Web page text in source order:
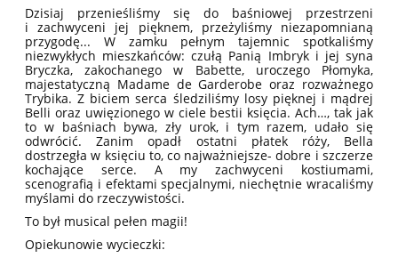
Dzisiaj przenieśliśmy się do baśniowej przestrzeni
i zachwyceni jej pięknem, przeżyliśmy niezapomnianą
przygodę... W zamku pełnym tajemnic spotkaliśmy
niezwykłych mieszkańców: czułą Panią Imbryk i jej syna
Bryczka, zakochanego w Babette, uroczego Płomyka,
majestatyczną Madame de Garderobe oraz rozważnego
Trybika. Z biciem serca śledziliśmy losy pięknej i mądrej
Belli oraz uwięzionego w ciele bestii księcia. Ach…, tak jak
to w baśniach bywa, zły urok, i tym razem, udało się
odwrócić. Zanim opadł ostatni płatek róży, Bella
dostrzegła w księciu to, co najważniejsze- dobre i szczerze
kochające serce. A my zachwyceni kostiumami,
scenografią i efektami specjalnymi, niechętnie wracaliśmy
myślami do rzeczywistości.
To był musical pełen magii!
Opiekunowie wycieczki: